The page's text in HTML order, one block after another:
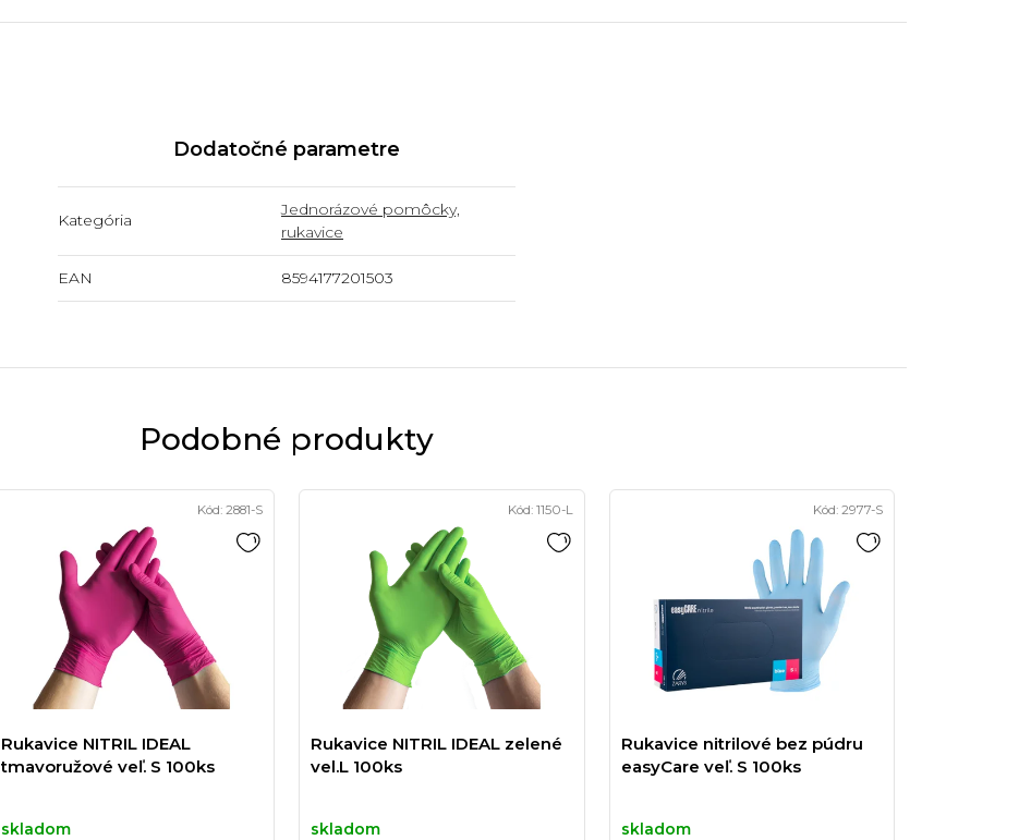
Dodatočné parametre
Kategória
Jednorázové pomôcky,
rukavice
EAN 8594177201503
Podobné produkty
Rukavice NITRIL IDEAL
tmavoružové veľ. S 100ks
skladom
Kód: 2881-S
Rukavice NITRIL IDEAL zelené
vel.L 100ks
skladom
Kód: 1150-L
Rukavice nitrilové bez púdru
easyCare veľ. S 100ks
skladom
Kód: 2977-S